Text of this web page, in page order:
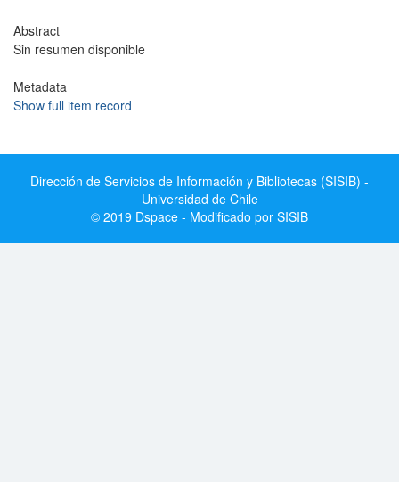
Abstract
Sin resumen disponible
Metadata
Show full item record
Dirección de Servicios de Información y Bibliotecas (SISIB) -
Universidad de Chile
© 2019 Dspace - Modificado por SISIB